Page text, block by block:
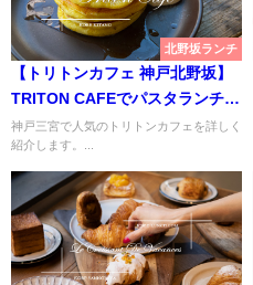
北野坂ランチ
【トリトンカフェ 神戸北野坂】
TRITON CAFEでパスタランチと
パンケーキ【三宮】
神戸三宮で人気のトリトンカフェを詳しく
紹介します。...